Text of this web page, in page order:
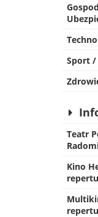
Sport
Teatr
Kino